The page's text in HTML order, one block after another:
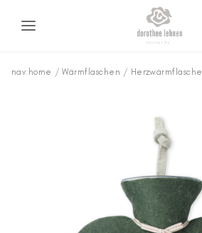
nav.home / Wärmflaschen / Herzwärmflaschen